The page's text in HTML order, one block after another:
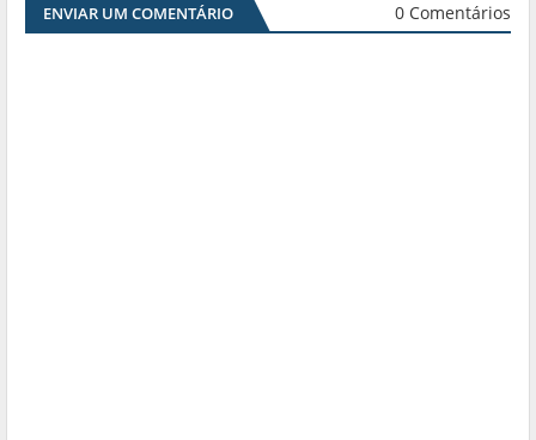
ENVIAR UM COMENTÁRIO 0 Comentários